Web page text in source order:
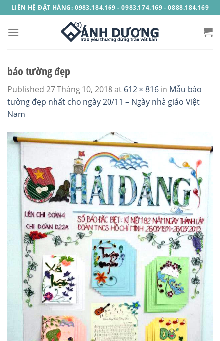
Skip
to
content
LIÊN HỆ ĐẶT HÀNG: 0983.184.169 - 0983.174.169 - 0888.184.169
báo tường đẹp
Published 27 Tháng 10, 2018at 612 × 816 in Mẫu báo
tường đẹp nhất cho ngày 20/11 – Ngày nhà giáo Việt
Nam